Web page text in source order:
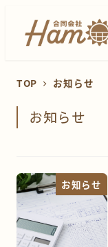
TOP お知らせ
お知らせ
お知らせ